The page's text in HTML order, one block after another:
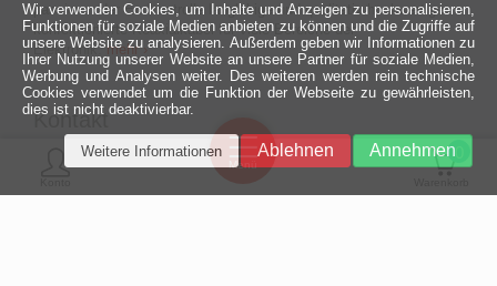
passieren der Endkontrolle langlebige und qualitativ hochwertige
konfektionierte Koaxialkabel für viele Bereiche der
Elektronik.mehr ›
Kontakt
MCE Mauritz Electronics
0
Menü
Ein halbes
Jahrhundert
technologische
Wir verwenden Cookies, um Inhalte und Anzeigen zu personalisieren,
Funktionen für soziale Medien anbieten zu können und die Zugriffe auf
unsere Website zu analysieren. Außerdem geben wir Informationen zu
Ihrer Nutzung unserer Website an unsere Partner für soziale Medien,
Werbung und Analysen weiter. Des weiteren werden rein technische
Cookies verwendet um die Funktion der Webseite zu gewährleisten,
dies ist nicht deaktivierbar.
Annehmen
Ablehnen
Weitere Informationen